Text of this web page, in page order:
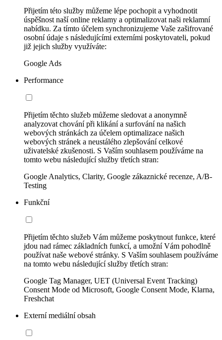
Přijetím této služby můžeme lépe pochopit a vyhodnotit
úspěšnost naší online reklamy a optimalizovat naši reklamní
nabídku. Za tímto účelem synchronizujeme Vaše zašifrované
osobní údaje s následujícími externími poskytovateli, pokud
již jejich služby využíváte:
Google Ads
Performance
Přijetím těchto služeb můžeme sledovat a anonymně
analyzovat chování při klikání a surfování na našich
webových stránkách za účelem optimalizace našich
webových stránek a neustálého zlepšování celkové
uživatelské zkušenosti. S Vaším souhlasem používáme na
tomto webu následující služby třetích stran:
Google Analytics, Clarity, Google zákaznické recenze, A/B-
Testing
Funkční
Přijetím těchto služeb Vám můžeme poskytnout funkce, které
jdou nad rámec základních funkcí, a umožní Vám pohodlně
používat naše webové stránky. S Vaším souhlasem používáme
na tomto webu následující služby třetích stran:
Google Tag Manager, UET (Universal Event Tracking)
Consent Mode od Microsoft, Google Consent Mode, Klarna,
Freshchat
Externí mediální obsah